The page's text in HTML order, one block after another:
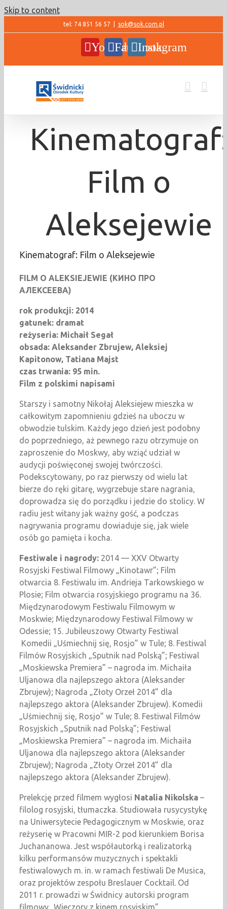
Skip to content
tel: 74 851 56 57 sok@sok.com.pl
YouTubeFacebookInstagram
Film o
Aleksejewie
Kinematograf: Film o Aleksejewie
FILM O ALEKSIEJEWIE (КИНО ПРО
АЛЕКСЕЕВА)
rok produkcji: 2014
gatunek: dramat
reżyseria: Michaił Segał
obsada: Aleksander Zbrujew, Aleksiej
Kapitonow, Tatiana Majst
czas trwania: 95 min.
Film z polskimi napisami
Starszy i samotny Nikołaj Aleksiejew mieszka w
całkowitym zapomnieniu gdzieś na uboczu w
obwodzie tulskim. Każdy jego dzień jest podobny
do poprzedniego, aż pewnego razu otrzymuje on
zaproszenie do Moskwy, aby wziąć udział w
audycji poświęconej swojej twórczości.
Podekscytowany, po raz pierwszy od wielu lat
bierze do ręki gitarę, wygrzebuje stare nagrania,
doprowadza się do porządku i jedzie do stolicy. W
radiu jest witany jak ważny gość, a podczas
nagrywania programu dowiaduje się, jak wiele
osób go pamięta i kocha.
Festiwale i nagrody: 2014 — XXV Otwarty
Rosyjski Festiwal Filmowy „Kinotawr”; Film
otwarcia 8. Festiwalu im. Andrieja Tarkowskiego w
Plosie; Film otwarcia rosyjskiego programu na 36.
Międzynarodowym Festiwalu Filmowym w
Moskwie; Międzynarodowy Festiwal Filmowy w
Odessie; 15. Jubileuszowy Otwarty Festiwal
Komedii „Uśmiechnij się, Rosjo” w Tule; 8. Festiwal
Filmów Rosyjskich „Sputnik nad Polską”; Festiwal
„Moskiewska Premiera” – nagroda im. Michaiła
Uljanowa dla najlepszego aktora (Aleksander
Zbrujew); Nagroda „Złoty Orzeł 2014” dla
najlepszego aktora (Aleksander Zbrujew). Komedii
„Uśmiechnij się, Rosjo” w Tule; 8. Festiwal Filmów
Rosyjskich „Sputnik nad Polską”; Festiwal
„Moskiewska Premiera” – nagroda im. Michaiła
Uljanowa dla najlepszego aktora (Aleksander
Zbrujew); Nagroda „Złoty Orzeł 2014” dla
najlepszego aktora (Aleksander Zbrujew).
Prelekcję przed filmem wygłosi Natalia Nikolska –
filolog rosyjski, tłumaczka. Studiowała rusycystykę
na Uniwersytecie Pedagogicznym w Moskwie, oraz
reżyserię w Pracowni MIR-2 pod kierunkiem Borisa
Juchananowa. Jest współautorką i realizatorką
kilku performansów muzycznych i spektakli
festiwalowych m. in. w ramach festiwali De Musica,
oraz projektów zespołu Breslauer Cocktail. Od
2011 r. prowadzi w Świdnicy autorski program
filmowy „Wieczory z kinem rosyjskim”.